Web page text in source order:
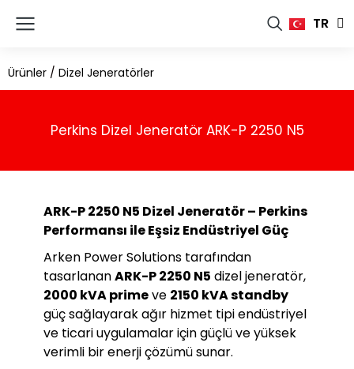
TR
RU
Ürünler / Dizel Jeneratörler
Perkins Dizel Jeneratör ARK-P 2250 N5
ARK-P 2250 N5 Dizel Jeneratör – Perkins
Performansı ile Eşsiz Endüstriyel Güç
Arken Power Solutions tarafından
tasarlananARK-P 2250 N5 dizel jeneratör,
2000 kVA primeve 2150 kVA standby
güç sağlayarak ağır hizmet tipi endüstriyel
ve ticari uygulamalar için güçlü ve yüksek
verimli bir enerji çözümü sunar.